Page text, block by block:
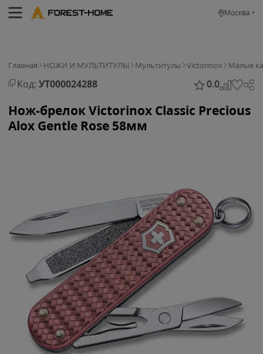
Москва
Главная НОЖИ И МУЛЬТИТУЛЫ Мультитулы Victorinox Малые
Код: УТ000024288 0.0
Нож-брелок Victorinox Classic Precious
Alox Gentle Rose 58мм